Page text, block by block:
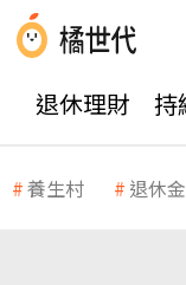
退休理財 持
養生村 退休金